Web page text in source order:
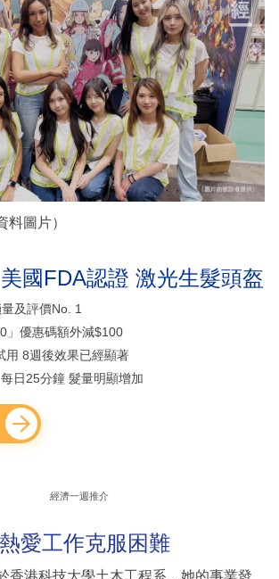
料圖片）
國FDA認證 激光生髮頭盔
及評價No. 1
」優惠碼額外減$100
用 8週後效果已經顯著
日25分鐘 髮量明顯增加
經濟一週推介
愛工作克服困難